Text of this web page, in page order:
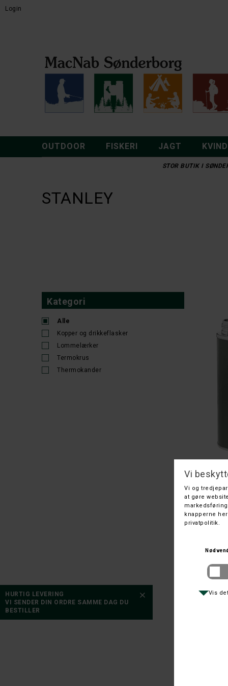
HURTIG LEVERING
VI SENDER DIN ORDRE SAMME DAG DU
BESTILLER
Login
OUTDOOR FISKERI JAGT
STOR BUTIK I
STANLEY
Kategori
Alle
Kopper og drikkeflasker
Lommelærker
Termokrus
Thermokander